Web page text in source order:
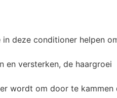
deze conditioner helpen
en versterken, de haargroei
wordt om door te kammen